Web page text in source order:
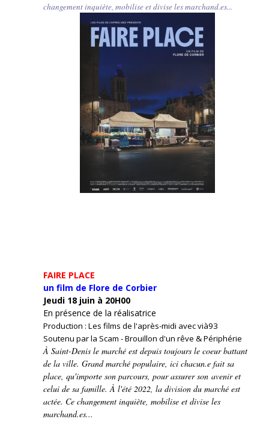
changement inquiète, mobilise et divise les marchand.es...
FAIRE PLACE
un film de Flore de Corbier
Jeudi 18 juin à 20H00
En présence de la réalisatrice
Production : Les films de l'après-midi avec vià93
Soutenu par la Scam - Brouillon d'un rêve & Périphérie
À Saint-Denis le marché est depuis toujours le coeur battant
de la ville. Grand marché populaire, ici chacun.e fait sa
place, qu'importe son parcours, pour assurer son avenir et
celui de sa famille. À l'été 2022, la division du marché est
actée. Ce changement inquiète, mobilise et divise les
marchand.es...